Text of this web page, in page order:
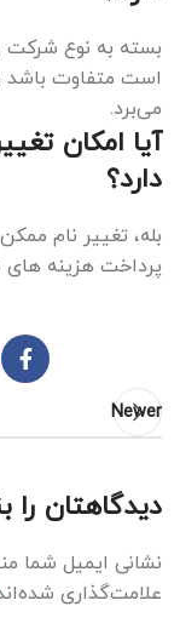
بسته به نوع
است متفاوت باشد
می‌برد.
آیا امکان
دارد؟
بله، تغییر نام
پرداخت هزینه های
Newer
دیدگاهتان را
نشانی ایمیل شما
علامت‌گذاری